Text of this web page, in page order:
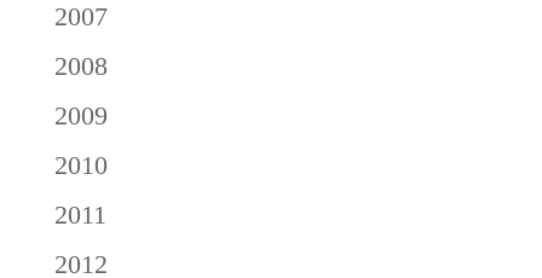
2007
2008
2009
2010
2011
2012